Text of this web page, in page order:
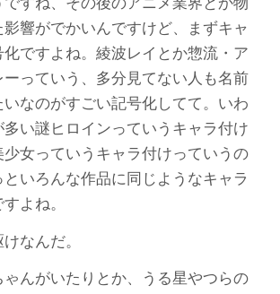
響がでかいんですけど、まずキャ
化ですよね。綾波レイとか惣流・ア
っていう、多分見てない人も名前
なのがすごい記号化してて。いわ
い謎ヒロインっていうキャラ付け
少女っていうキャラ付けっていうの
いろんな作品に同じようなキャラ
よね。
なんだ。
んがいたりとか、うる星やつらの